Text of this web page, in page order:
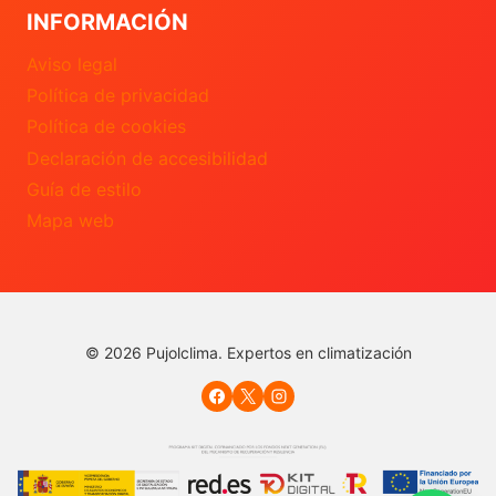
INFORMACIÓN
Aviso legal
Política de privacidad
Política de cookies
Declaración de accesibilidad
Guía de estilo
Mapa web
© 2026 Pujolclima. Expertos en climatización